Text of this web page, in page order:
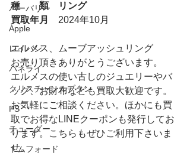
バーバリー
Apple
レイバン
パネライ
クリスチャンルブタン
PS
チューダー
トムフォード
種　　類　リング
買取年月 2024年10月
エルメス、ムーブアッシュリング
お売り頂きありがとうございます。
エルメスの使い古しのジュエリーやバ
ッグ、お財布なども買取大歓迎です。
お気軽にご相談ください。ほかにも買
取でお得なLINEクーポンも発行してお
ります。こちらもぜひご利用下さいま
せ。